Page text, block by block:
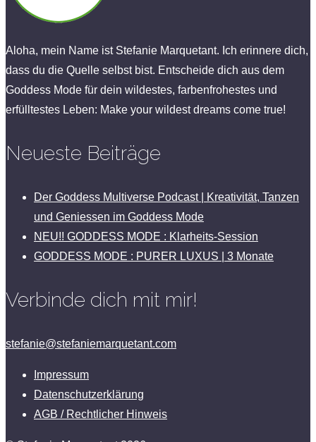
Aloha, mein Name ist Stefanie Marquetant. Ich erinnere dich,
dass du die Quelle selbst bist. Entscheide dich aus dem
Goddess Mode für dein wildestes, farbenfrohestes und
erfülltestes Leben: Make your wildest dreams come true!
Neueste Beiträge
Der Goddess Multiverse Podcast | Kreativität, Tanzen
und Geniessen im Goddess Mode
NEU!! GODDESS MODE : Klarheits-Session
GODDESS MODE : PURER LUXUS | 3 Monate
Verbinde dich mit mir!
stefanie@stefaniemarquetant.com
Impressum
Datenschutzerklärung
AGB / Rechtlicher Hinweis